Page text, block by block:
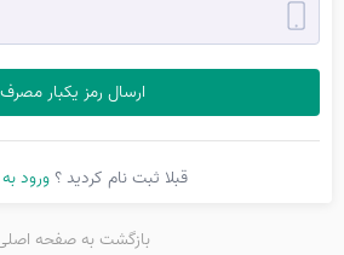
ارسال رمز یکبار مصرف
قبلا ثبت نام کردید ؟ورود
بازگشت به صفحه